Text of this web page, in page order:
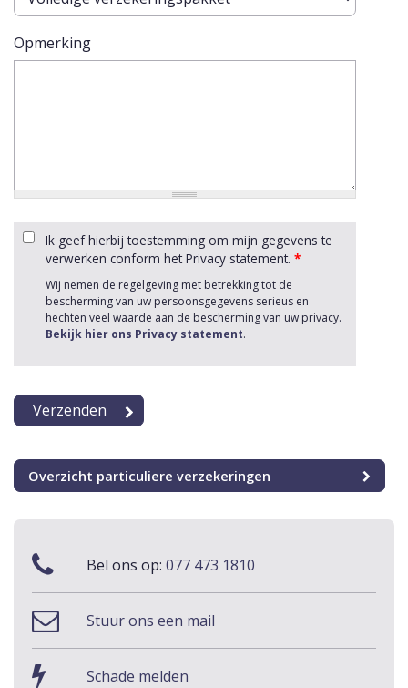
Opmerking
Ik geef hierbij toestemming om mijn gegevens te
verwerken conform het Privacy statement. *
Wij nemen de regelgeving met betrekking tot de
bescherming van uw persoonsgegevens serieus en
hechten veel waarde aan de bescherming van uw privacy.
Bekijk hier ons Privacy statement.
Overzicht particuliere verzekeringen
Bel ons op: 077 473 1810
Stuur ons een mail
Schade melden